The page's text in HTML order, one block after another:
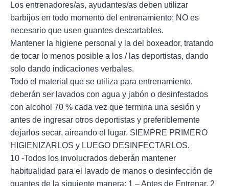
Los entrenadores/as, ayudantes/as deben utilizar
barbijos en todo momento del entrenamiento; NO es
necesario que usen guantes descartables.
Mantener la higiene personal y la del boxeador, tratando
de tocar lo menos posible a los / las deportistas, dando
solo dando indicaciones verbales.
Todo el material que se utiliza para entrenamiento,
deberán ser lavados con agua y jabón o desinfestados
con alcohol 70 % cada vez que termina una sesión y
antes de ingresar otros deportistas y preferiblemente
dejarlos secar, aireando el lugar. SIEMPRE PRIMERO
HIGIENIZARLOS y LUEGO DESINFECTARLOS.
10 -Todos los involucrados deberán mantener
habitualidad para el lavado de manos o desinfección de
guantes de la siguiente manera: 1 – Antes de Entrenar, 2